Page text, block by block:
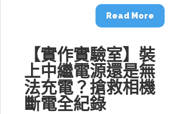
Read More
【實作實驗室】裝
上中繼電源還是無
法充電？搶救相機
斷電全紀錄